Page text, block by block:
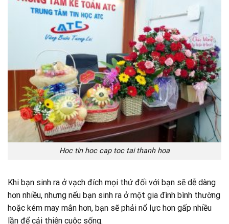
Hoc tin hoc cap toc tai thanh hoa
Khi bạn sinh ra ở vạch đích mọi thứ đối với bạn sẽ dễ dàng
hơn nhiều, nhưng nếu bạn sinh ra ở một gia đình bình thường
hoặc kém may mắn hơn, bạn sẽ phải nổ lực hơn gấp nhiều
lần để cải thiện cuộc sống.